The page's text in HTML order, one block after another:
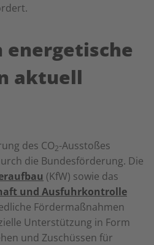
energetische
aktuell
des CO2-Ausstoßes
die Bundesförderung. Die
(KfW) sowie das
und Ausfuhrkontrolle
Fördermaßnahmen
Unterstützung in Form
und Zuschüssen für